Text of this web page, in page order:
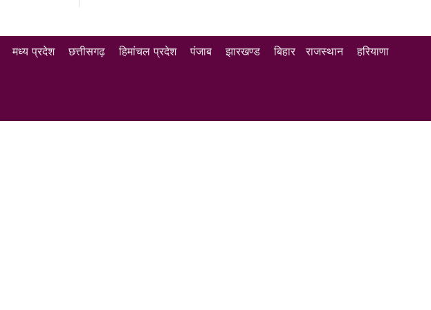
मध्य प्रदेश छत्तीसगढ़ हिमांचल प्रदेश पंजाब झारखण्ड बिहार राजस्थान हरियाणा